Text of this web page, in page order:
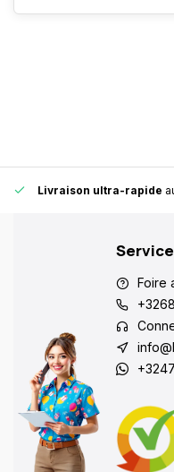
Livraison ultra-rapide
Foire